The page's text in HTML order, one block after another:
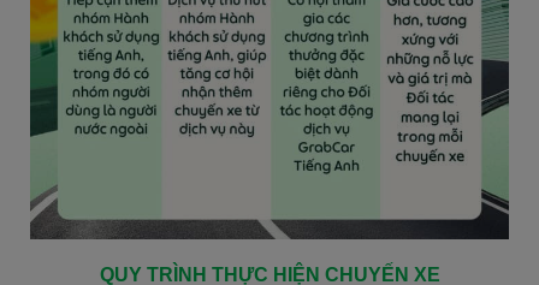
QUY TRÌNH THỰC HIỆN CHUYẾN XE